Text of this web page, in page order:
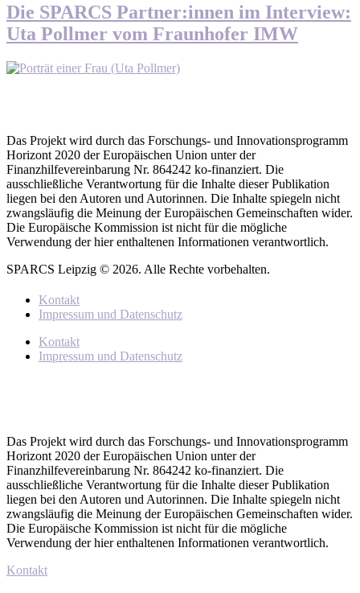
Die SPARCS Partner:innen im Interview:
Uta Pollmer vom Fraunhofer IMW
Das Projekt wird durch das Forschungs- und Innovationsprogramm
Horizont 2020 der Europäischen Union unter der
Finanzhilfevereinbarung Nr. 864242 ko-finanziert. Die
ausschließliche Verantwortung für die Inhalte dieser Publikation
liegen bei den Autoren und Autorinnen. Die Inhalte spiegeln nicht
zwangsläufig die Meinung der Europäischen Gemeinschaften wider.
Die Europäische Kommission ist nicht für die mögliche
Verwendung der hier enthaltenen Informationen verantwortlich.
SPARCS Leipzig © 2026. Alle Rechte vorbehalten.
Kontakt
Impressum und Datenschutz
Kontakt
Impressum und Datenschutz
Das Projekt wird durch das Forschungs- und Innovationsprogramm
Horizont 2020 der Europäischen Union unter der
Finanzhilfevereinbarung Nr. 864242 ko-finanziert. Die
ausschließliche Verantwortung für die Inhalte dieser Publikation
liegen bei den Autoren und Autorinnen. Die Inhalte spiegeln nicht
zwangsläufig die Meinung der Europäischen Gemeinschaften wider.
Die Europäische Kommission ist nicht für die mögliche
Verwendung der hier enthaltenen Informationen verantwortlich.
Kontakt